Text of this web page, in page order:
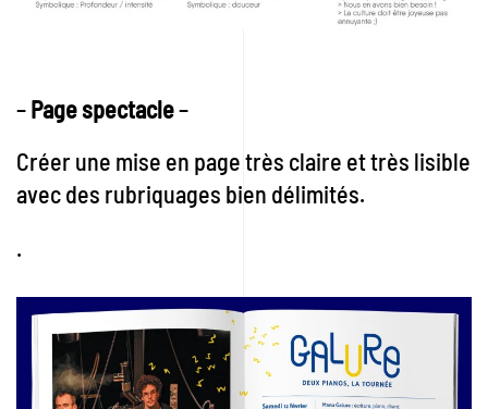
–Page spectacle–
Créer une mise en page très claire et très lisible
avec des rubriquages bien délimités.
.